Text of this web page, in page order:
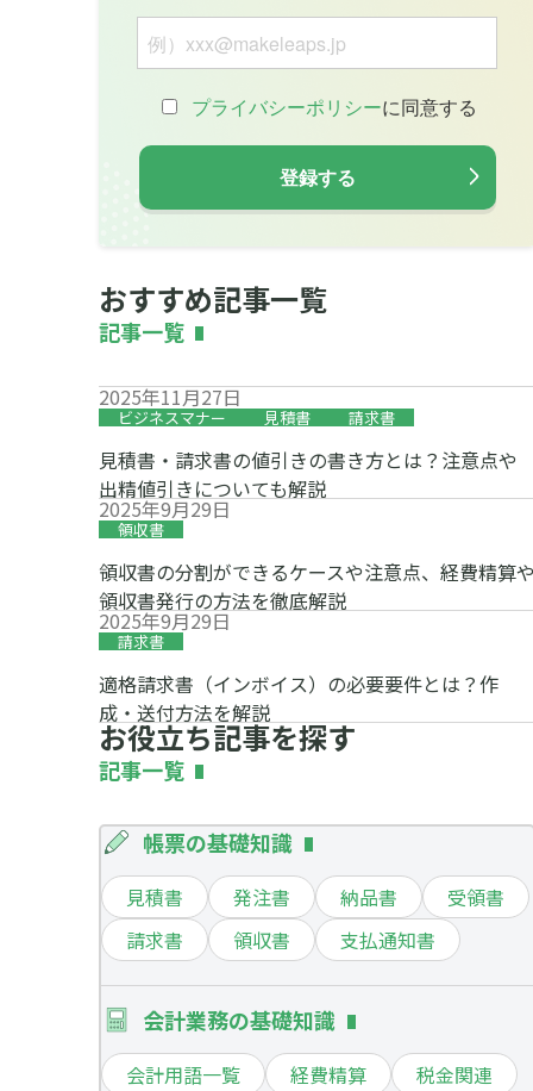
おすすめ記事一覧
記事一覧
2025年11月27日
ビジネスマナー 見積書 請求書
見積書・請求書の値引きの書き方とは？注意点や
出精値引きについても解説
2025年9月29日
領収書
領収書の分割ができるケースや注意点、経費精算
領収書発行の方法を徹底解説
2025年9月29日
請求書
適格請求書（インボイス）の必要要件とは？作
成・送付方法を解説
お役立ち記事を探す
記事一覧
帳票の基礎知識
見積書 発注書 納品書
受領書
請求書
領収書 支払通知書
会計業務の基礎知識
会計用語一覧 経費精算 税金関連